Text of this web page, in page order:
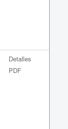
Detalles
PDF